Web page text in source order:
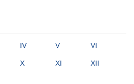
IV V VI
X XI XII